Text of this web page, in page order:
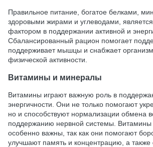
Правильное питание, богатое белками,
здоровыми жирами и углеводами,
фактором в поддержании активной и
Сбалансированный рацион помогает
поддерживает мышцы и снабжает
физической активности.
Витамины и минералы
Витамины играют важную роль в
энергичности. Они не только помогают
но и способствуют нормализации обмена
поддержанию нервной системы.
особенно важны, так как они помогают
улучшают память и концентрацию, а также